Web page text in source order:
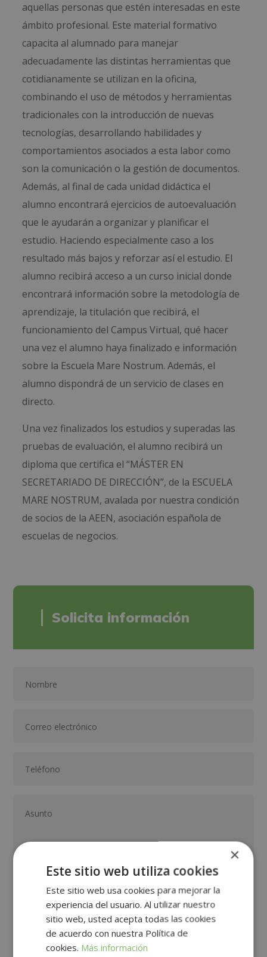
aquellas personas que estén interesadas en este
ámbito profesional. Este material formativo
capacita al alumnado para manejar
adecuadamente las distintas herramientas que
cotidianamente se utilizan en la oficina,
combinando el uso de métodos y herramientas
tradicionales con la introducción de nuevas
tecnologías, desarrollando habilidades y
comportamientos asociados a esta labor como
son la comunicación o la gestión de documentos.
Además, al final de cada unidad didáctica el
alumno encontrará ejercicios de autoevaluación
que le ayudarán a organizar y planificar el
estudio. Haciendo especialmente caso a los
resultado más bajos y reforzar así el estudio. El
alumno recibirá acceso a un curso inicial donde
encontrará información sobre la metodología de
aprendizaje, la titulación que recibirá, el
funcionamiento del Campus Virtual, qué hacer
una vez el alumno haya finalizado e información
sobre la Escuela Mare Nostrum. Además, el
alumno dispondrá de un servicio de clases en
directo.
Una vez finalizados los estudios y superadas las
pruebas de evaluación, el alumno recibirá un
diploma que certifica el “MÁSTER EN
SECRETARIADO DE DIRECCIÓN”, de la ESCUELA
MARE NOSTRUM, avalada por nuestra condición
de socios de la AEEN, asociación española de
escuelas de negocios.
Solicita información
GRUPO TARRACO DE ESCUELAS DE FORMACIÓN DE POSTGRADO, S.L., CIF:
B01589969, Domicilio: C/ Amadeu Vives, 5, Bloque 1 - Bajo C, 43481, La
Pineda, Tarragona.
Finalidad del Tratamiento: Tratamos la información que nos facilita con el
fin de enviarle correos electrónicos de tipo comercial relacionado con
los productos ofrecidos y otros tipo de productos que fueran de su
Legitimación del tratamiento: Consentimiento del interesado.
Derechos: Puede ejercitar sus derechos identificándose suficientemente,
dirigiéndose a la dirección direccion@grupotarraco.com.
×
Este sitio web utiliza cookies
Este sitio web usa cookies para mejorar la
experiencia del usuario. Al utilizar nuestro
sitio web, usted acepta todas las cookies
de acuerdo con nuestra Política de
cookies. Más información